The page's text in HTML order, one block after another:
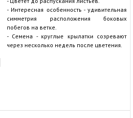
- Интересная особенность - удивительная
симметрия расположения боковых
побегов на ветке.
- Семена - круглые крылатки созревают
через несколько недель после цветения.